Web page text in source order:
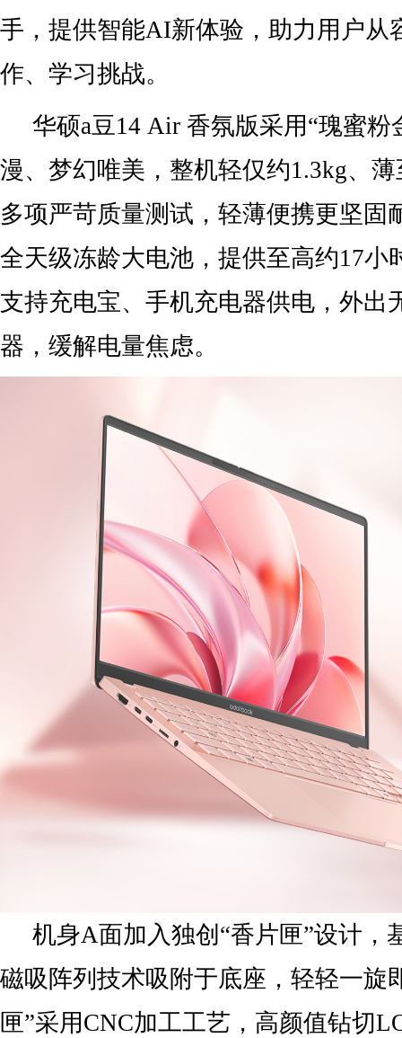
手，提供智能AI新体验，助力用户从
作、学习挑战。
华硕a豆14 Air 香氛版采用“瑰蜜粉
漫、梦幻唯美，整机轻仅约1.3kg、薄
多项严苛质量测试，轻薄便携更坚固
全天级冻龄大电池，提供至高约17小
支持充电宝、手机充电器供电，外出
器，缓解电量焦虑。
机身A面加入独创“香片匣”设计，
磁吸阵列技术吸附于底座，轻轻一旋
匣”采用CNC加工工艺，高颜值钻切